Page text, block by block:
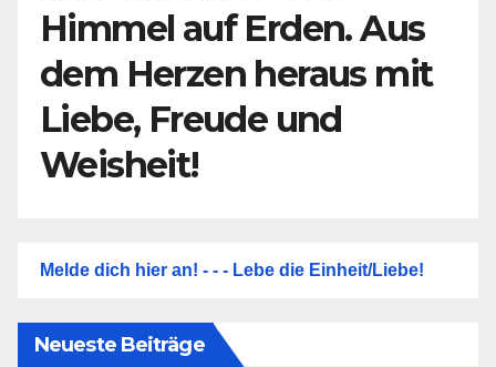
Himmel auf Erden. Aus
dem Herzen heraus mit
Liebe, Freude und
Weisheit!
Melde dich hier an! - - - Lebe die Einheit/Liebe!
Neueste Beiträge